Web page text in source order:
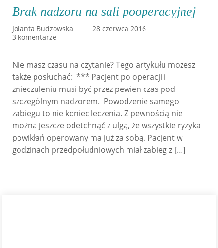
Brak nadzoru na sali pooperacyjnej
Jolanta Budzowska
28 czerwca 2016
3 komentarze
Nie masz czasu na czytanie? Tego artykułu możesz
także posłuchać: *** Pacjent po operacji i
znieczuleniu musi być przez pewien czas pod
szczególnym nadzorem. Powodzenie samego
zabiegu to nie koniec leczenia. Z pewnością nie
można jeszcze odetchnąć z ulgą, że wszystkie ryzyka
powikłań operowany ma już za sobą. Pacjent w
godzinach przedpołudniowych miał zabieg z […]